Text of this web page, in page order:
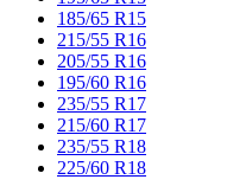
185/65 R15
215/55 R16
205/55 R16
195/60 R16
235/55 R17
215/60 R17
235/55 R18
225/60 R18